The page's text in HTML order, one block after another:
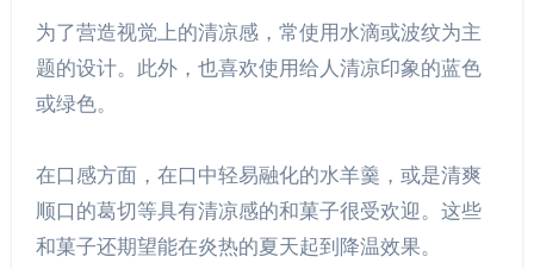
为了营造视觉上的清凉感，常使用水滴或波纹为主
题的设计。此外，也喜欢使用给人清凉印象的蓝色
或绿色。
在口感方面，在口中轻易融化的水羊羹，或是清爽
顺口的葛切等具有清凉感的和菓子很受欢迎。这些
和菓子还期望能在炎热的夏天起到降温效果。